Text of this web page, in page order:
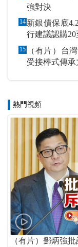
強對決
14 新銀債保底4.25厘歷來
行建議認購20
15
（有片）台
受接棒式傳承
熱門視頻
（有片）鄧炳強